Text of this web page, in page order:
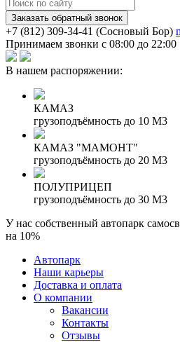
Заказать обратный звонок
(Сосновый Бор)
Принимаем звонки с 08:00 до 22:00
В нашем распоряжении:
КАМАЗ
грузоподъёмность до 10 М3
КАМАЗ "МАМОНТ"
грузоподъёмность до 20 М3
ПОЛУПРИЦЕП
грузоподъёмность до 30 М3
У нас собственный автопарк
на 10%
Автопарк
Наши карьеры
Доставка и оплата
О компании
Вакансии
Контакты
Отзывы